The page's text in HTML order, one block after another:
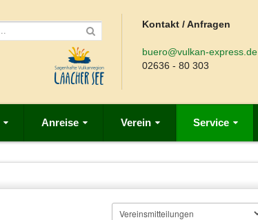
Kontakt / Anfragen
buero@vulkan-express.de
02636 - 80 303
Anreise Verein Service